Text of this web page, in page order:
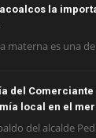
la
materna es una
del
local en el
del alcalde